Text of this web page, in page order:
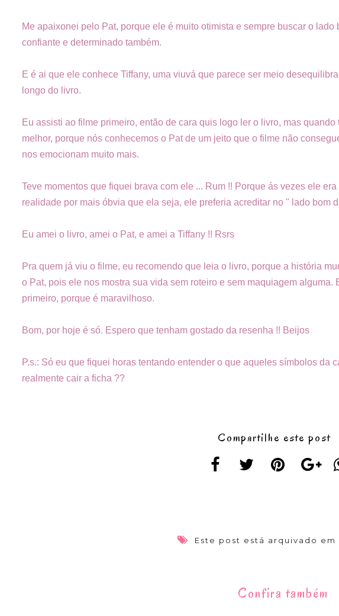
Me apaixonei pelo Pat, porque ele é muito otimista e sempre buscar o
confiante e determinado também.
E é ai que ele conhece Tiffany, uma viuvá que parece ser meio
longo do livro.
Eu assisti ao filme primeiro, então de cara quis logo ler o livro, mas
melhor, porque nós conhecemos o Pat de um jeito que o filme não
nos emocionam muito mais.
Teve momentos que fiquei brava com ele ... Rum !! Porque ás vezes ele
realidade por mais óbvia que ela seja, ele preferia acreditar no " lado bom
Eu amei o livro, amei o Pat, e amei a Tiffany !! Rsrs
Pra quem já viu o filme, eu recomendo que leia o livro, porque a história
o Pat, pois ele nos mostra sua vida sem roteiro e sem maquiagem
primeiro, porque é maravilhoso.
Bom, por hoje é só. Espero que tenham gostado da resenha !! Beijos
P.s.: Só eu que fiquei horas tentando entender o que aqueles símbolos da
realmente cair a ficha ??
Compartilhe este post
Este post está arquivado em
Confira também